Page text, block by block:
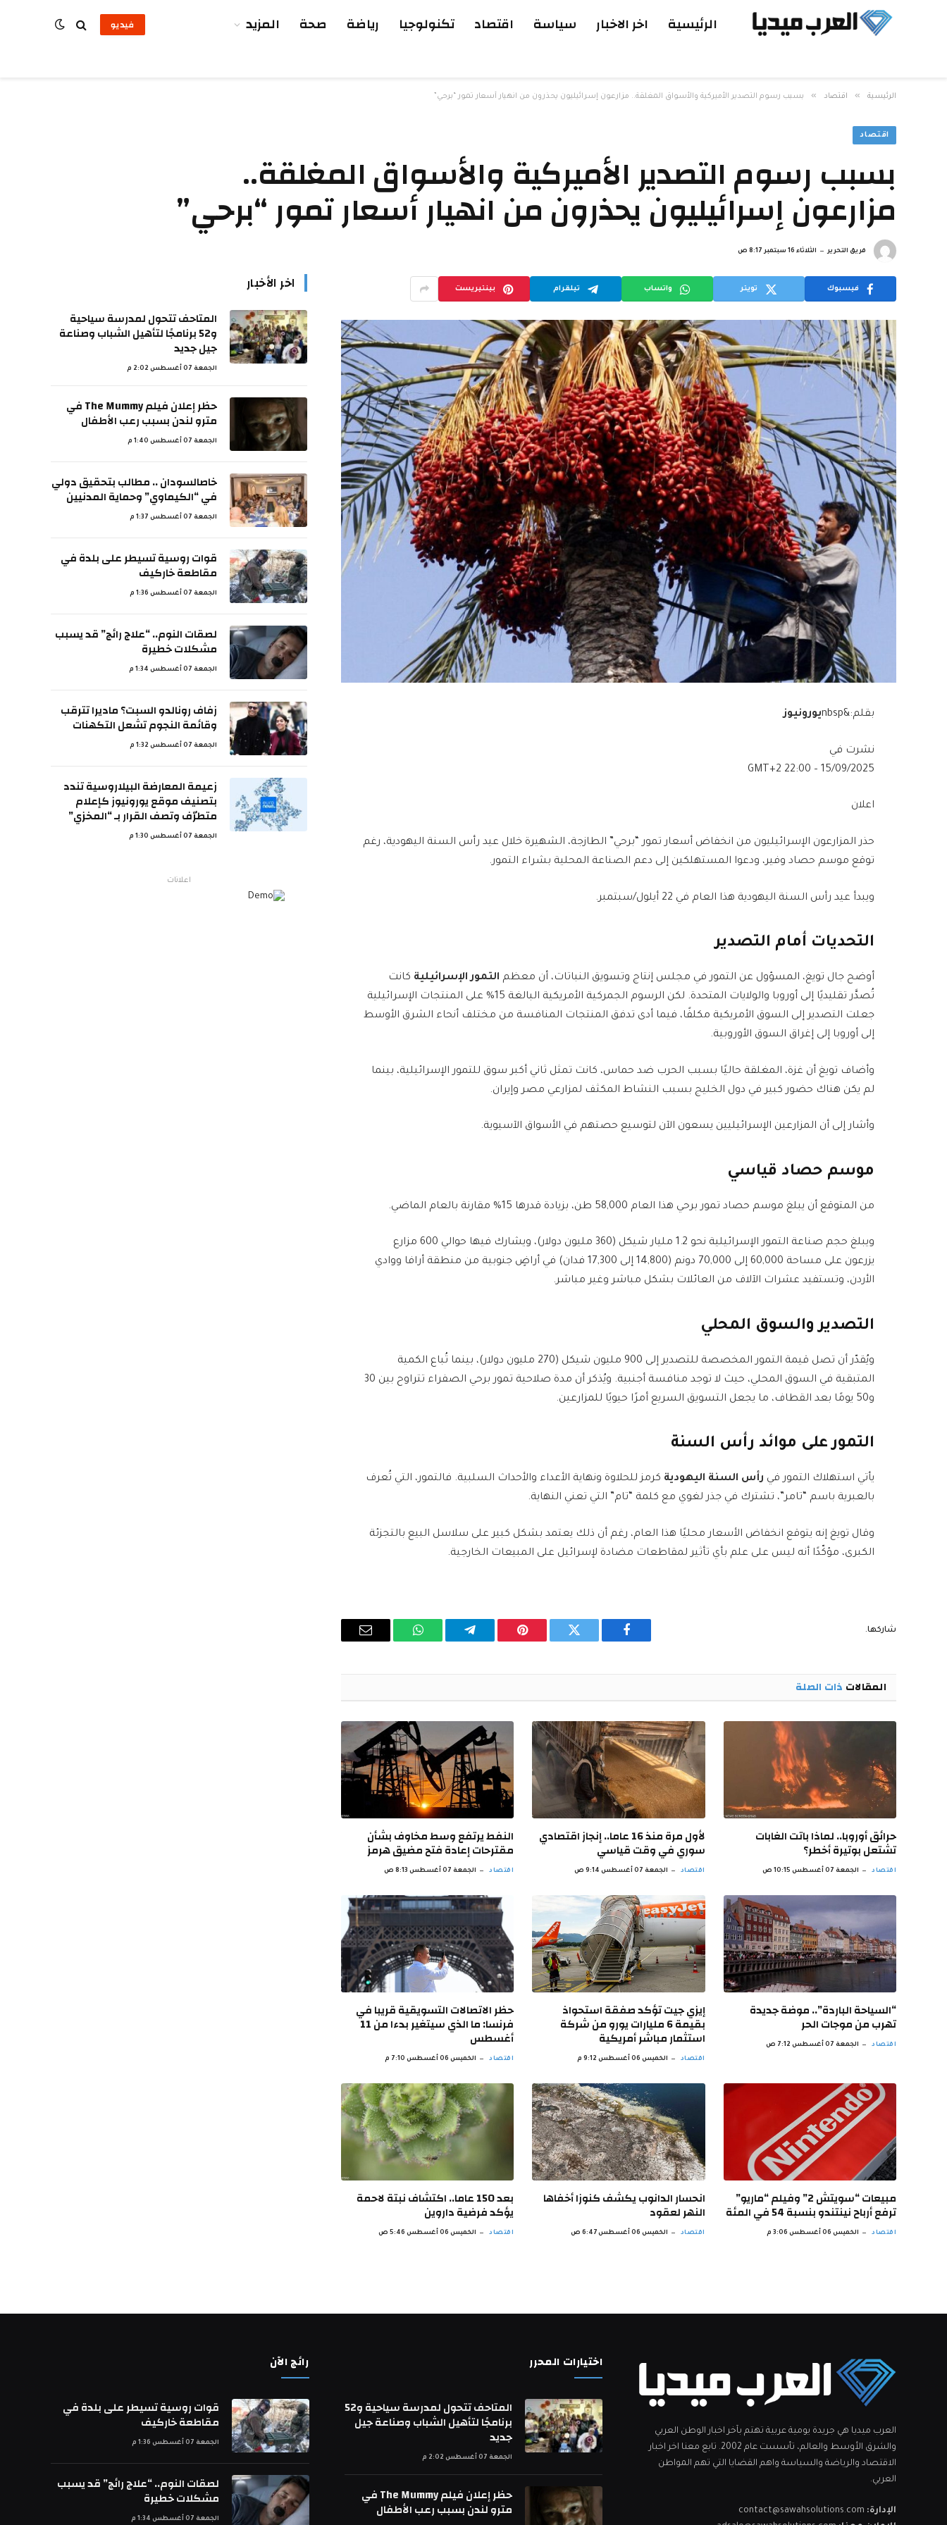
الرئيسية اخر الاخبار سياسة اقتصاد تكنولوجيا رياضة صحة المزيد فيديو
الرئيسية » اقتصاد » بسبب رسوم التصدير الأميركية والأسواق المغلقة.. مزارعون إسرائيليون يحذرون من انهيار أسعار تمور “برحي”
اقتصاد
بسبب رسوم التصدير الأميركية والأسواق المغلقة..
مزارعون إسرائيليون يحذرون من انهيار أسعار تمور “برحي”
فريق التحرير الثلاثاء 16 سبتمبر 8:17 ص
فيسبوك تويتر واتساب تيلقرام بينتيريست
بقلم:&nbsp يورونيوز
نشرت في
15/09/2025 – 22:00 GMT+2
اعلان
حذر المزارعون الإسرائيليون من انخفاض أسعار تمور “برحي” الطازجة، الشهيرة خلال عيد رأس السنة اليهودية، رغم
توقع موسم حصاد وفير، ودعوا المستهلكين إلى دعم الصناعة المحلية بشراء التمور.
ويبدأ عيد رأس السنة اليهودية هذا العام في 22 أيلول/سبتمبر.
التحديات أمام التصدير
أوضح جال تويغ، المسؤول عن التمور في مجلس إنتاج وتسويق النباتات، أن معظم التمور الإسرائيلية كانت
تُصدَّر تقليديًا إلى أوروبا والولايات المتحدة. لكن الرسوم الجمركية الأمريكية البالغة 15% على المنتجات الإسرائيلية
جعلت التصدير إلى السوق الأمريكية مكلفًا، فيما أدى تدفق المنتجات المنافسة من مختلف أنحاء الشرق الأوسط
إلى أوروبا إلى إغراق السوق الأوروبية.
وأضاف تويغ أن غزة، المغلقة حاليًا بسبب الحرب ضد حماس، كانت تمثل ثاني أكبر سوق للتمور الإسرائيلية، بينما
لم يكن هناك حضور كبير في دول الخليج بسبب النشاط المكثف لمزارعي مصر وإيران.
وأشار إلى أن المزارعين الإسرائيليين يسعون الآن لتوسيع حصتهم في الأسواق الآسيوية.
موسم حصاد قياسي
من المتوقع أن يبلغ موسم حصاد تمور برحي هذا العام 58,000 طن، بزيادة قدرها 15% مقارنة بالعام الماضي.
ويبلغ حجم صناعة التمور الإسرائيلية نحو 1.2 مليار شيكل (360 مليون دولار)، ويشارك فيها حوالي 600 مزارع
يزرعون على مساحة 60,000 إلى 70,000 دونم (14,800 إلى 17,300 فدان) في أراضٍ جنوبية من منطقة أرافا ووادي
الأردن، وتستفيد عشرات الآلاف من العائلات بشكل مباشر وغير مباشر.
التصدير والسوق المحلي
ويُقدّر أن تصل قيمة التمور المخصصة للتصدير إلى 900 مليون شيكل (270 مليون دولار)، بينما تُباع الكمية
المتبقية في السوق المحلي، حيث لا توجد منافسة أجنبية. ويُذكر أن مدة صلاحية تمور برحي الصفراء تتراوح بين 30
و50 يومًا بعد القطاف، ما يجعل التسويق السريع أمرًا حيويًا للمزارعين.
التمور على موائد رأس السنة
يأتي استهلاك التمور في رأس السنة اليهودية كرمز للحلاوة ونهاية الأعداء والأحداث السلبية. فالتمور، التي تُعرف
بالعبرية باسم “تامر”، تشترك في جذر لغوي مع كلمة “تام” التي تعني النهاية.
وقال تويغ إنه يتوقع انخفاض الأسعار محليًا هذا العام، رغم أن ذلك يعتمد بشكل كبير على سلاسل البيع بالتجزئة
الكبرى، مؤكّدًا أنه ليس على علم بأي تأثير لمقاطعات مضادة لإسرائيل على المبيعات الخارجية.
شاركها.
فيسبوك تويتر بينتيريستتيلقرام واتساب
البريد
المقالات ذات الصلة
حرائق أوروبا.. لماذا باتت الغابات
تشتعل بوتيرة أخطر؟
اقتصاد الجمعة 07 أغسطس 10:15 ص
لأول مرة منذ 16 عاما.. إنجاز اقتصادي
سوري في وقت قياسي
اقتصاد الجمعة 07 أغسطس 9:14 ص
النفط يرتفع وسط مخاوف بشأن
مقترحات إعادة فتح مضيق هرمز
اقتصاد الجمعة 07 أغسطس 8:13 ص
“السياحة الباردة”.. موضة جديدة
تهرب من موجات الحر
اقتصاد الجمعة 07 أغسطس 7:12 ص
إيزي جيت تؤكد صفقة استحواذ
بقيمة 6 مليارات يورو من شركة
استثمار مباشر أمريكية
اقتصاد الخميس 06 أغسطس 9:12 م
حظر الاتصالات التسويقية قريبا في
فرنسا: ما الذي سيتغير بدءا من 11
أغسطس
اقتصاد الخميس 06 أغسطس 7:10 م
مبيعات “سويتش 2” وفيلم “ماريو”
ترفع أرباح نينتندو بنسبة 54 في المئة
اقتصاد الخميس 06 أغسطس 3:06 م
انحسار الدانوب يكشف كنوزا أخفاها
النهر لعقود
اقتصاد الخميس 06 أغسطس 6:47 ص
بعد 150 عاما.. اكتشاف نبتة لاحمة
يؤكد فرضية داروين
اقتصاد الخميس 06 أغسطس 5:46 ص
اخر الأخبار
المتاحف تتحول لمدرسة سياحية
و52 برنامجًا لتأهيل الشباب وصناعة
جيل جديد
الجمعة 07 أغسطس 2:02 م
حظر إعلان فيلم The Mummy في
مترو لندن بسبب رعب الأطفال
الجمعة 07 أغسطس 1:40 م
خاصالسودان .. مطالب بتحقيق دولي
في “الكيماوي” وحماية المدنيين
الجمعة 07 أغسطس 1:37 م
قوات روسية تسيطر على بلدة في
مقاطعة خاركيف
الجمعة 07 أغسطس 1:36 م
لصقات النوم.. “علاج رائج” قد يسبب
مشكلات خطيرة
الجمعة 07 أغسطس 1:34 م
زفاف رونالدو السبت؟ ماديرا تترقب
وقائمة النجوم تشعل التكهنات
الجمعة 07 أغسطس 1:32 م
زعيمة المعارضة البيلاروسية تندد
بتصنيف موقع يورونيوز كإعلام
متطرّف وتصف القرار بـ “المخزي”
الجمعة 07 أغسطس 1:30 م
اعلانات
العرب ميديا هي جريدة يومية عربية تهتم بآخر اخبار الوطن العربي
والشرق الأوسط والعالم، تأسست عام 2002. تابع معنا اخر اخبار
الاقتصاد والرياضة والسياسة واهم القضايا التي تهم المواطن
العربي.
الإدارة: contact@sawahsolutions.com
اختيارات المحرر
المتاحف تتحول لمدرسة سياحية و52
برنامجًا لتأهيل الشباب وصناعة جيل
جديد
الجمعة 07 أغسطس 2:02 م
حظر إعلان فيلم The Mummy في
مترو لندن بسبب رعب الأطفال
رائج الآن
قوات روسية تسيطر على بلدة في
مقاطعة خاركيف
الجمعة 07 أغسطس 1:36 م
لصقات النوم.. “علاج رائج” قد يسبب
مشكلات خطيرة
الجمعة 07 أغسطس 1:34 م